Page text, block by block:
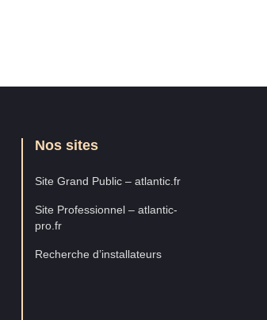
Nos sites
Site Grand Public – atlantic.fr
Site Professionnel – atlantic-
pro.fr
Recherche d’installateurs